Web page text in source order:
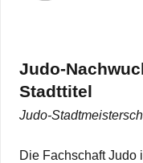
Judo-
Stadt­ti­tel
Judo-
Die Fach­schaft Judo